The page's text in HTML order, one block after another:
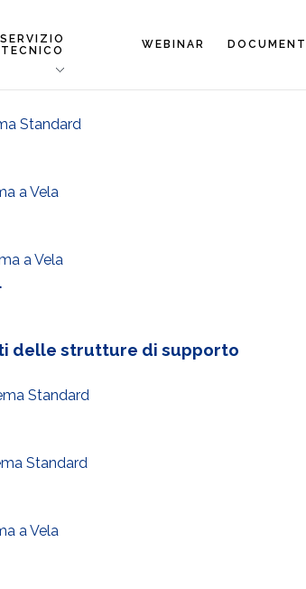
SERVIZIO
TECNICO
WEBINAR DOCUMENTI
Standard
a Vela
a Vela
delle strutture di supporto
Standard
Standard
a Vela